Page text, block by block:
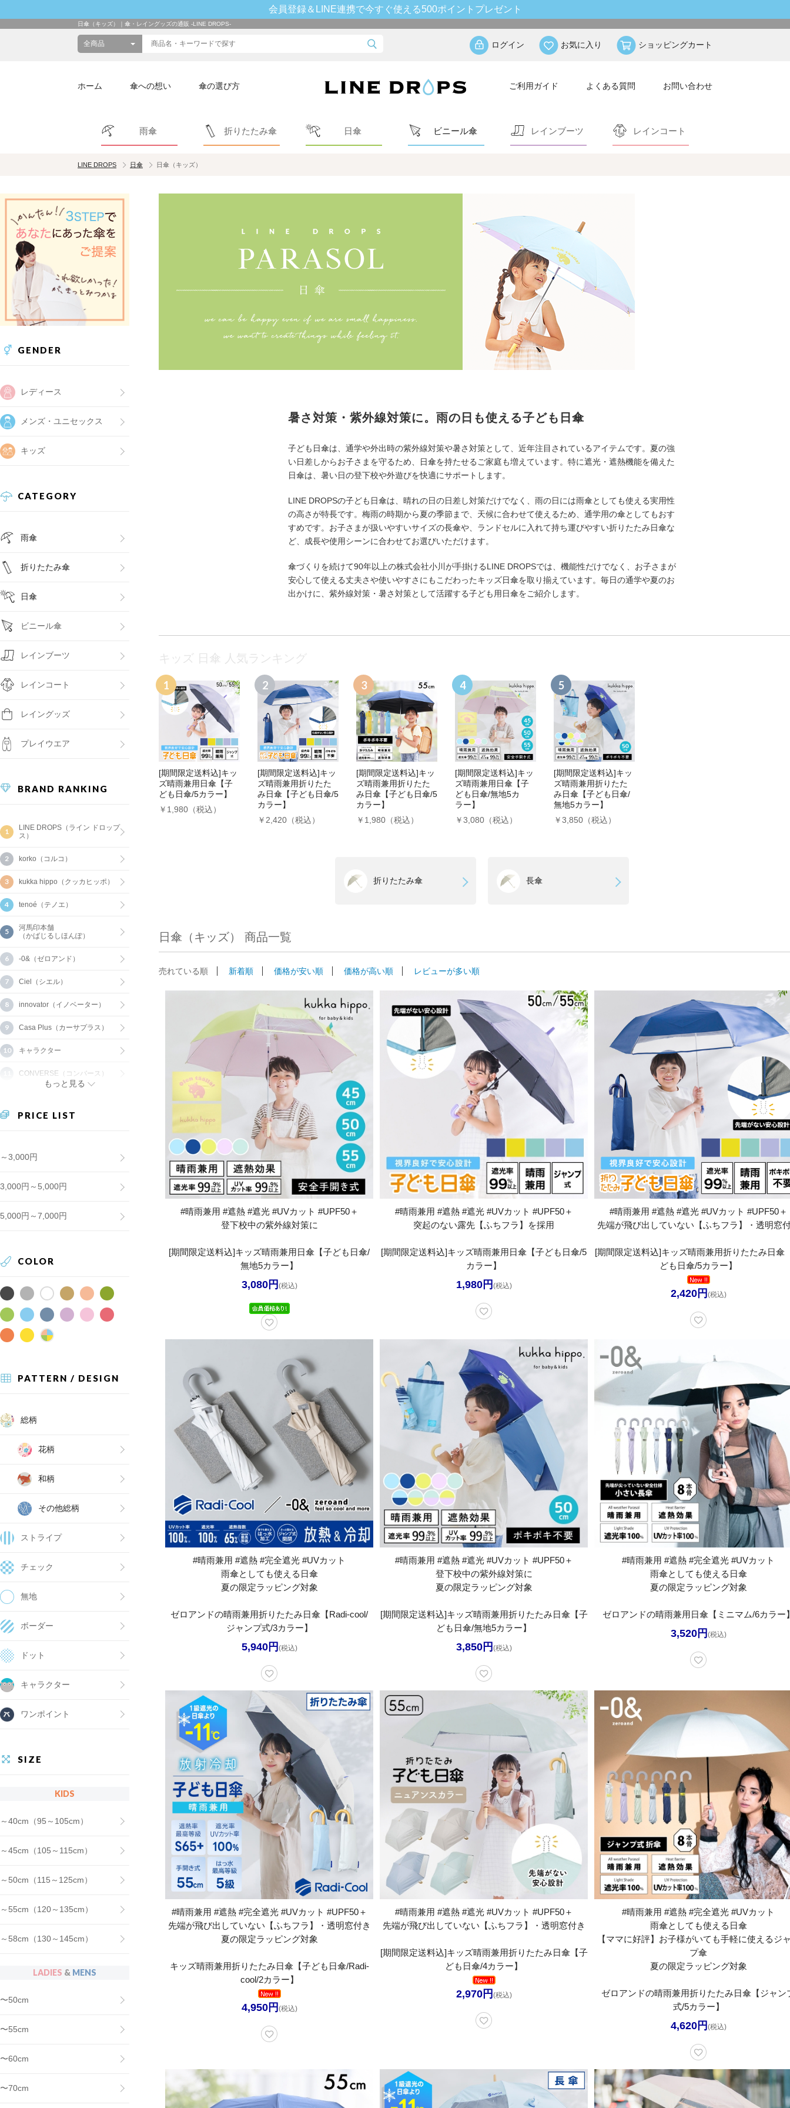
会員登録＆LINE連携で今すぐ使える500ポイントプレゼント
日傘（キッズ）｜傘・レイングッズの通販 -LINE DROPS-
ログイン お気に入り ショッピングカート
ホーム 傘への想い 傘の選び方 ご利用ガイド よくある質問 お問い合わせ
雨傘 折りたたみ傘 日傘 ビニール傘 レインブーツ レインコート
LINE DROPS 日傘 日傘（キッズ）
GENDER
レディース
メンズ・ユニセックス
キッズ
CATEGORY
雨傘
折りたたみ傘
日傘
ビニール傘
レインブーツ
レインコート
レイングッズ
プレイウエア
BRAND RANKING
LINE DROPS（ライン ドロップ
ス）
korko（コルコ）
kukka hippo（クッカヒッポ）
tenoé（テノエ）
河馬印本舗
（かばじるしほんぽ）
-0&（ゼロアンド）
Ciel（シエル）
innovator（イノベーター）
Casa Plus（カーサプラス）
キャラクター
CONVERSE（コンバース）
もっと見る
PRICE LIST
～3,000円
3,000円～5,000円
5,000円～7,000円
COLOR
PATTERN / DESIGN
総柄
花柄
和柄
その他総柄
ストライプ
チェック
無地
ボーダー
ドット
キャラクター
ワンポイント
SIZE
KIDS
～40cm（95～105cm）
～45cm（105～115cm）
～50cm（115～125cm）
～55cm（120～135cm）
～58cm（130～145cm）
LADIES & MENS
〜50cm
〜55cm
〜60cm
〜70cm
暑さ対策・紫外線対策に。雨の日も使える子ども日傘
子ども日傘は、通学や外出時の紫外線対策や暑さ対策として、近年注目されているアイテムです。夏の強
い日差しからお子さまを守るため、日傘を持たせるご家庭も増えています。特に遮光・遮熱機能を備えた
日傘は、暑い日の登下校や外遊びを快適にサポートします。
LINE DROPSの子ども日傘は、晴れの日の日差し対策だけでなく、雨の日には雨傘としても使える実用性
の高さが特長です。梅雨の時期から夏の季節まで、天候に合わせて使えるため、通学用の傘としてもおす
すめです。お子さまが扱いやすいサイズの長傘や、ランドセルに入れて持ち運びやすい折りたたみ日傘な
ど、成長や使用シーンに合わせてお選びいただけます。
傘づくりを続けて90年以上の株式会社小川が手掛けるLINE DROPSでは、機能性だけでなく、お子さまが
安心して使える丈夫さや使いやすさにもこだわったキッズ日傘を取り揃えています。毎日の通学や夏のお
出かけに、紫外線対策・暑さ対策として活躍する子ども用日傘をご紹介します。
キッズ 日傘 人気ランキング
[期間限定送料込]キッ
ズ晴雨兼用日傘【子
ども日傘/5カラー】
￥1,980（税込）
[期間限定送料込]キッ
ズ晴雨兼用折りたた
み日傘【子ども日傘/5
カラー】
￥2,420（税込）
[期間限定送料込]キッ
ズ晴雨兼用折りたた
み日傘【子ども日傘/5
カラー】
￥1,980（税込）
[期間限定送料込]キッ
ズ晴雨兼用日傘【子
ども日傘/無地5カ
ラー】
￥3,080（税込）
[期間限定送料込]キッ
ズ晴雨兼用折りたた
み日傘【子ども日傘/
無地5カラー】
￥3,850（税込）
折りたたみ傘 長傘
日傘（キッズ） 商品一覧
売れている順 新着順 価格が安い順 価格が高い順 レビューが多い順
#晴雨兼用 #遮熱 #遮光 #UVカット #UPF50＋
登下校中の紫外線対策に
[期間限定送料込]キッズ晴雨兼用日傘【子ども日傘/
無地5カラー】
3,080円 (税込)
#晴雨兼用 #遮熱 #遮光 #UVカット #UPF50＋
突起のない露先【ふちフラ】を採用
[期間限定送料込]キッズ晴雨兼用日傘【子ども日傘/5
カラー】
1,980円 (税込)
#晴雨兼用 #遮熱 #遮光 #UVカット #UPF50＋
先端が飛び出していない【ふちフラ】・透明窓
[期間限定送料込]キッズ晴雨兼用折りたたみ日傘
ども日傘/5カラー】
2,420円 (税込)
#晴雨兼用 #遮熱 #完全遮光 #UVカット
雨傘としても使える日傘
夏の限定ラッピング対象
ゼロアンドの晴雨兼用折りたたみ日傘【Radi-cool/
ジャンプ式/3カラー】
5,940円 (税込)
#晴雨兼用 #遮熱 #遮光 #UVカット #UPF50＋
登下校中の紫外線対策に
夏の限定ラッピング対象
[期間限定送料込]キッズ晴雨兼用折りたたみ日傘【子
ども日傘/無地5カラー】
3,850円 (税込)
#晴雨兼用 #遮熱 #完全遮光 #UVカット
雨傘としても使える日傘
夏の限定ラッピング対象
ゼロアンドの晴雨兼用日傘【ミニマム/6カラー
3,520円 (税込)
#晴雨兼用 #遮熱 #完全遮光 #UVカット #UPF50＋
先端が飛び出していない【ふちフラ】・透明窓付き
夏の限定ラッピング対象
キッズ晴雨兼用折りたたみ日傘【子ども日傘/Radi-
cool/2カラー】
4,950円 (税込)
#晴雨兼用 #遮熱 #遮光 #UVカット #UPF50＋
先端が飛び出していない【ふちフラ】・透明窓付き
[期間限定送料込]キッズ晴雨兼用折りたたみ日傘【子
ども日傘/4カラー】
2,970円 (税込)
#晴雨兼用 #遮熱 #完全遮光 #UVカット
雨傘としても使える日傘
【ママに好評】お子様がいても手軽に使えるジ
プ傘
夏の限定ラッピング対象
ゼロアンドの晴雨兼用折りたたみ日傘【ジャン
式/5カラー】
4,620円 (税込)